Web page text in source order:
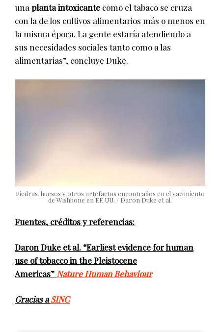
una planta intoxicante como el tabaco se cruza
con la de los cultivos alimentarios más o menos en
la misma época. La gente estaría atendiendo a
sus necesidades sociales tanto como a las
alimentarias”, concluye Duke.
Piedras, huesos y otros artefactos encontrados en el yacimiento
de Wishbone en EE UU. / Daron Duke et al.
Fuentes, créditos y referencias:
Daron Duke et al. “Earliest evidence for human
use of tobacco in the Pleistocene
Americas” Nature Human Behaviour
Gracias aSINC